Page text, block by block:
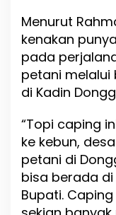
Menurut
kenakan
pada
petani
di Kadin
“Topi caping
ke kebun,
petani di
bisa berada
Bupati.